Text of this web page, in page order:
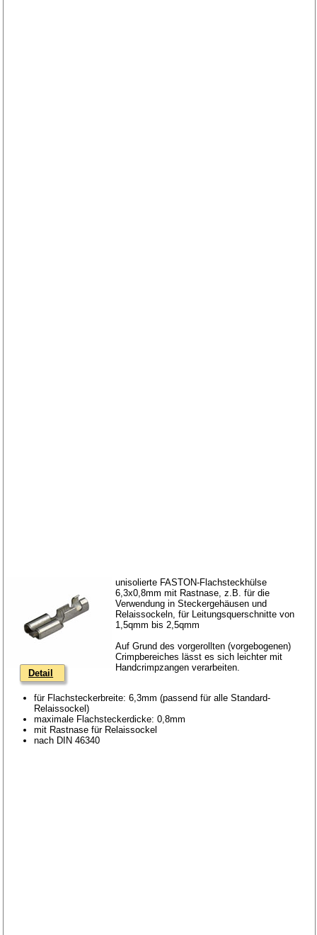
Detail
unisolierte FASTON-Flachsteckhülse
6,3x0,8mm mit Rastnase, z.B. für die
Verwendung in Steckergehäusen und
Relaissockeln, für Leitungsquerschnitte von
1,5qmm bis 2,5qmm
Auf Grund des vorgerollten (vorgebogenen)
Crimpbereiches lässt es sich leichter mit
Handcrimpzangen verarbeiten.
für Flachsteckerbreite: 6,3mm (passend für alle Standard-
Relaissockel)
maximale Flachsteckerdicke: 0,8mm
mit Rastnase für Relaissockel
nach DIN 46340